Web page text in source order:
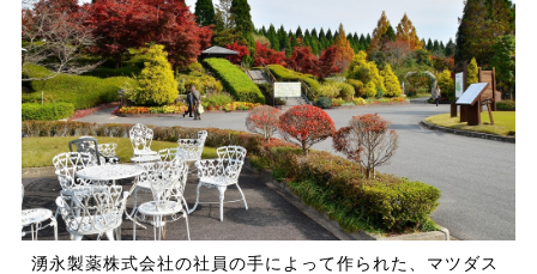
湧永製薬株式会社の社員の手によって作られた、マツダス